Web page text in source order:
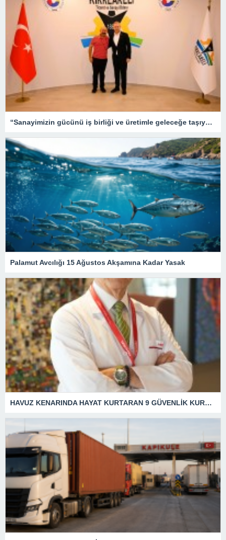
“Sanayimizin gücünü iş birliği ve üretimle geleceğe taşıyoruz”
Palamut Avcılığı 15 Ağustos Akşamına Kadar Yasak
HAVUZ KENARINDA HAYAT KURTARAN 9 GÜVENLİK KURALI